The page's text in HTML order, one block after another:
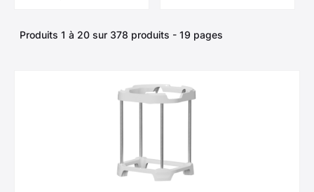
Produits 1 à 20 sur 378 produits - 19 pages